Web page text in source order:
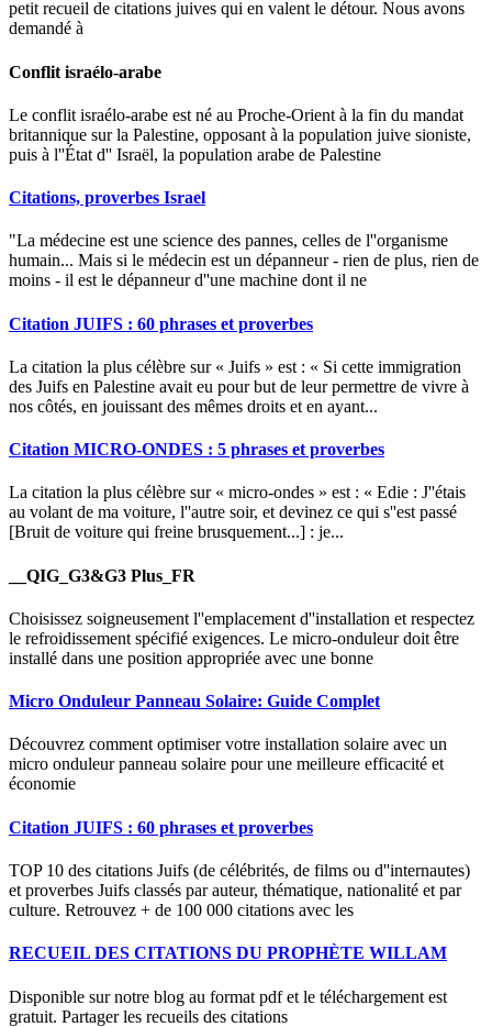
petit recueil de citations juives qui en valent le détour. Nous avons
demandé à
Conflit israélo-arabe
Le conflit israélo-arabe est né au Proche-Orient à la fin du mandat
britannique sur la Palestine, opposant à la population juive sioniste,
puis à l''État d'' Israël, la population arabe de Palestine
Citations, proverbes Israel
"La médecine est une science des pannes, celles de l''organisme
humain... Mais si le médecin est un dépanneur - rien de plus, rien de
moins - il est le dépanneur d''une machine dont il ne
Citation JUIFS : 60 phrases et proverbes
La citation la plus célèbre sur « Juifs » est : « Si cette immigration
des Juifs en Palestine avait eu pour but de leur permettre de vivre à
nos côtés, en jouissant des mêmes droits et en ayant...
Citation MICRO-ONDES : 5 phrases et proverbes
La citation la plus célèbre sur « micro-ondes » est : « Edie : J''étais
au volant de ma voiture, l''autre soir, et devinez ce qui s''est passé
[Bruit de voiture qui freine brusquement...] : je...
__QIG_G3&G3 Plus_FR
Choisissez soigneusement l''emplacement d''installation et respectez
le refroidissement spécifié exigences. Le micro-onduleur doit être
installé dans une position appropriée avec une bonne
Micro Onduleur Panneau Solaire: Guide Complet
Découvrez comment optimiser votre installation solaire avec un
micro onduleur panneau solaire pour une meilleure efficacité et
économie
Citation JUIFS : 60 phrases et proverbes
TOP 10 des citations Juifs (de célébrités, de films ou d''internautes)
et proverbes Juifs classés par auteur, thématique, nationalité et par
culture. Retrouvez + de 100 000 citations avec les
RECUEIL DES CITATIONS DU PROPHÈTE WILLAM
Disponible sur notre blog au format pdf et le téléchargement est
gratuit. Partager les recueils des citations